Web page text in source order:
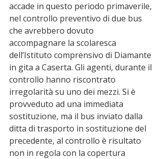
accade in questo periodo primaverile,
nel controllo preventivo di due bus
che avrebbero dovuto
accompagnare la scolaresca
dell’Istituto comprensivo di Diamante
in gita a Caserta. Gli agenti, durante il
controllo hanno riscontrato
irregolarità su uno dei mezzi. Si è
provveduto ad una immediata
sostituzione, ma il bus inviato dalla
ditta di trasporto in sostituzione del
precedente, al controllo è risultato
non in regola con la copertura